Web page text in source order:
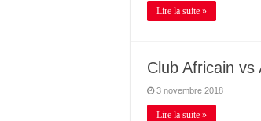
Lire la suite »
Club Africain vs
3 novembre 2018
Lire la suite »